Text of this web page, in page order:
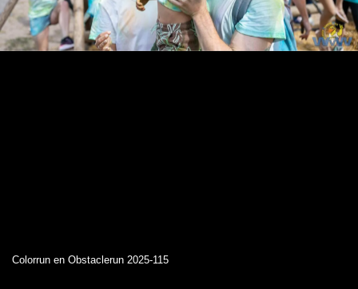
Colorrun en Obstaclerun 2025-115